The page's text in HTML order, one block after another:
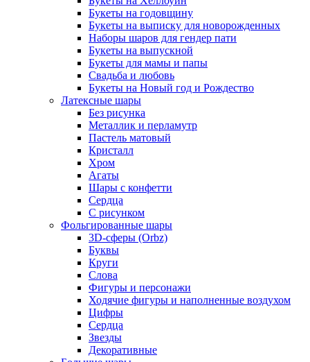
Букеты на годовщину
Букеты на выписку для новорожденных
Наборы шаров для гендер пати
Букеты на выпускной
Букеты для мамы и папы
Свадьба и любовь
Букеты на Новый год и Рождество
Латексные шары
Без рисунка
Металлик и перламутр
Пастель матовый
Кристалл
Хром
Агаты
Шары с конфетти
Сердца
С рисунком
Фольгированные шары
3D-сферы (Orbz)
Буквы
Круги
Слова
Фигуры и персонажи
Ходячие фигуры и наполненные воздухом
Цифры
Сердца
Звезды
Декоративные